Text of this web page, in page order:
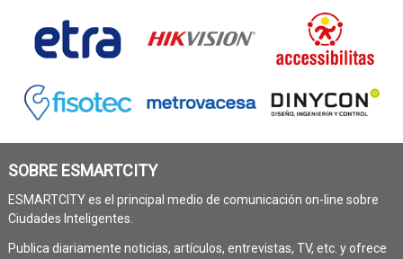
SOBRE ESMARTCITY
ESMARTCITY es el principal medio de comunicación on-line sobre
Ciudades Inteligentes.
Publica diariamente noticias, artículos, entrevistas, TV, etc. y ofrece